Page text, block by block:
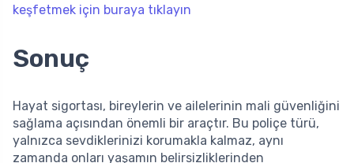
keşfetmek için buraya tıklayın
Sonuç
Hayat sigortası, bireylerin ve ailelerinin mali güvenliğini
sağlama açısından önemli bir araçtır. Bu poliçe türü,
yalnızca sevdiklerinizi korumakla kalmaz, aynı
zamanda onları yaşamın belirsizliklerinden